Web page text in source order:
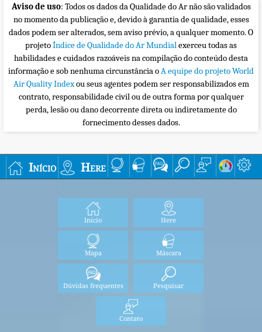
Aviso de uso: Todos os dados da Qualidade do Ar não são validados
no momento da publicação e, devido à garantia de qualidade, esses
dados podem ser alterados, sem aviso prévio, a qualquer momento. O
projetoÍndice de Qualidade do Ar Mundial exerceu todas as
habilidades e cuidados razoáveis na compilação do conteúdo desta
informação e sob nenhuma circunstância o A equipe do projeto World
Air Quality Indexou seus agentes podem ser responsabilizados em
contrato, responsabilidade civil ou de outra forma por qualquer
perda, lesão ou dano decorrente direta ou indiretamente do
fornecimento desses dados.
Início Here
Início Here
Mapa Máscara
Dúvidas frequentes Pesquisar
Contato